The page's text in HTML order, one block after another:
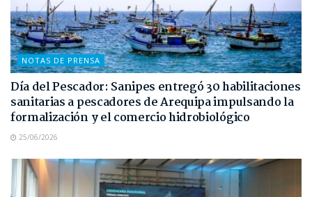
NOTAS DE PRENSA
Día del Pescador: Sanipes entregó 30 habilitaciones
sanitarias a pescadores de Arequipa impulsando la
formalización y el comercio hidrobiológico
25/06/2026